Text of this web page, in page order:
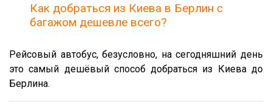
Как добраться из Киева в Берлин с
багажом дешевле всего?
Рейсовый автобус, безусловно, на сегодняшний день
это самый дешёвый способ добраться из Киева до
Берлина.